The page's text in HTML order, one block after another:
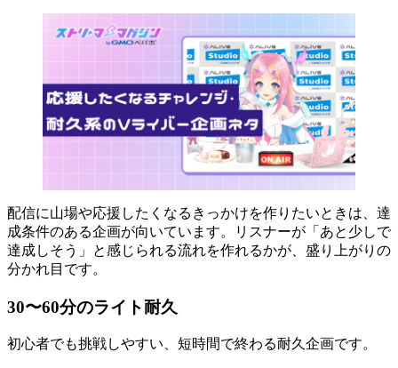
配信に山場や応援したくなるきっかけを作りたいときは、達
成条件のある企画が向いています。リスナーが「あと少しで
達成しそう」と感じられる流れを作れるかが、盛り上がりの
分かれ目です。
30〜60分のライト耐久
初心者でも挑戦しやすい、短時間で終わる耐久企画です。